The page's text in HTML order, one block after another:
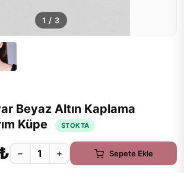
1 / 3
Beyaz Altın Kaplama
Küpe
STOKTA
− + Sepete Ekle